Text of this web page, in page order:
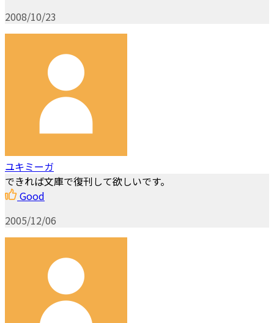
2008/10/23
ユキミーガ
できれば文庫で復刊して欲しいです。
Good
2005/12/06